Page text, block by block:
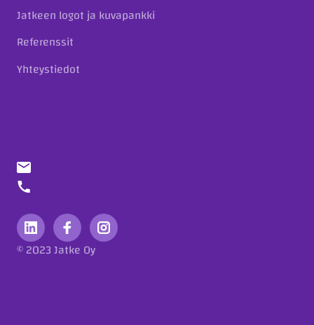
Jatkeen logot ja kuvapankki
Referenssit
Yhteystiedot
© 2023 Jatke Oy